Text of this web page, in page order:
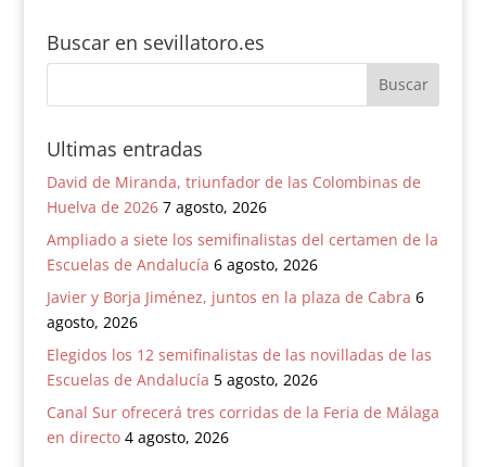
Buscar en sevillatoro.es
Ultimas entradas
David de Miranda, triunfador de las Colombinas de
Huelva de 2026 7 agosto, 2026
Ampliado a siete los semifinalistas del certamen de la
Escuelas de Andalucía 6 agosto, 2026
Javier y Borja Jiménez, juntos en la plaza de Cabra 6
agosto, 2026
Elegidos los 12 semifinalistas de las novilladas de las
Escuelas de Andalucía 5 agosto, 2026
Canal Sur ofrecerá tres corridas de la Feria de Málaga
en directo 4 agosto, 2026